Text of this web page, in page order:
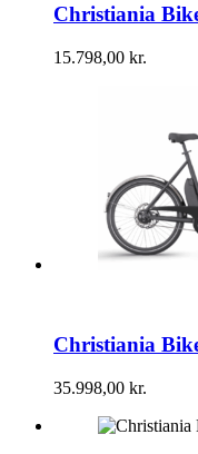
Christiania
15.798,00 kr.
Christiania
35.998,00 kr.